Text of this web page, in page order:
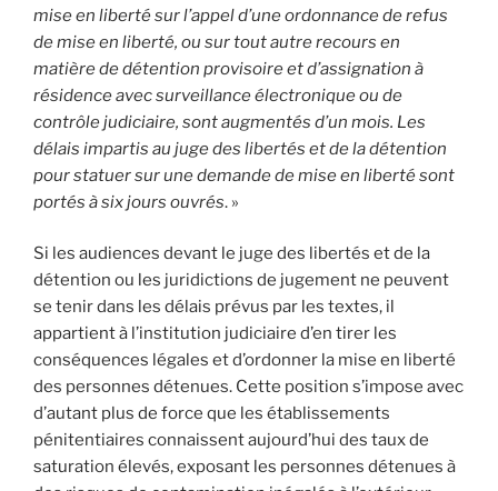
mise en liberté sur l’appel d’une ordonnance de refus
de mise en liberté, ou sur tout autre recours en
matière de détention provisoire et d’assignation à
résidence avec surveillance électronique ou de
contrôle judiciaire, sont augmentés d’un mois. Les
délais impartis au juge des libertés et de la détention
pour statuer sur une demande de mise en liberté sont
portés à six jours ouvrés. »
Si les audiences devant le juge des libertés et de la
détention ou les juridictions de jugement ne peuvent
se tenir dans les délais prévus par les textes, il
appartient à l’institution judiciaire d’en tirer les
conséquences légales et d’ordonner la mise en liberté
des personnes détenues. Cette position s’impose avec
d’autant plus de force que les établissements
pénitentiaires connaissent aujourd’hui des taux de
saturation élevés, exposant les personnes détenues à